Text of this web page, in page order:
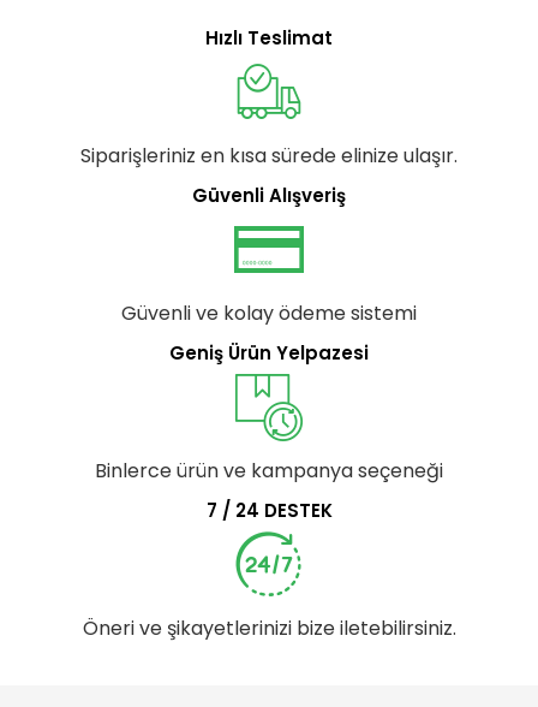
Hızlı Teslimat
Siparişleriniz en kısa sürede elinize ulaşır.
Güvenli Alışveriş
Güvenli ve kolay ödeme sistemi
Geniş Ürün Yelpazesi
Binlerce ürün ve kampanya seçeneği
7 / 24 DESTEK
Öneri ve şikayetlerinizi bize iletebilirsiniz.